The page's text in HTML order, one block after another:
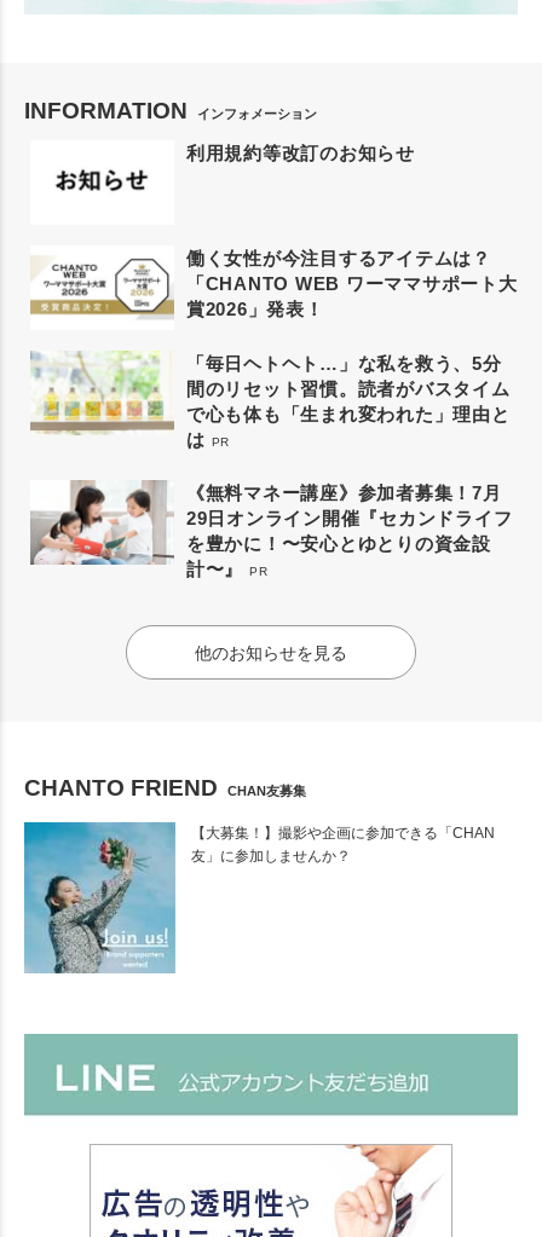
INFORMATION インフォメーション
利用規約等改訂のお知らせ
働く女性が今注目するアイテムは？
「CHANTO WEB ワーママサポート大
賞2026」発表！
「毎日ヘトヘト…」な私を救う、5分
間のリセット習慣。読者がバスタイム
で心も体も「生まれ変われた」理由と
は PR
《無料マネー講座》参加者募集！7月
29日オンライン開催『セカンドライフ
を豊かに！〜安心とゆとりの資金設
計〜』
PR
他のお知らせを見る
CHANTO FRIEND CHAN友募集
【大募集！】撮影や企画に参加できる「CHAN
友」に参加しませんか？